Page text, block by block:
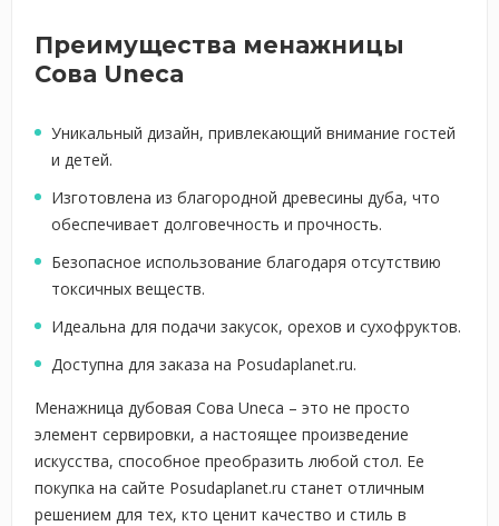
Преимущества менажницы
Сова Uneca
Уникальный дизайн, привлекающий внимание гостей
и детей.
Изготовлена из благородной древесины дуба, что
обеспечивает долговечность и прочность.
Безопасное использование благодаря отсутствию
токсичных веществ.
Идеальна для подачи закусок, орехов и сухофруктов.
Доступна для заказа на Posudaplanet.ru.
Менажница дубовая Сова Uneca – это не просто
элемент сервировки, а настоящее произведение
искусства, способное преобразить любой стол. Ее
покупка на сайте Posudaplanet.ru станет отличным
решением для тех, кто ценит качество и стиль в